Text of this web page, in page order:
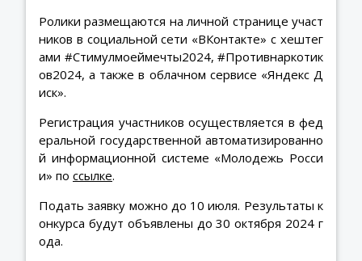
Ролики размещаются на личной странице участ
ников в социальной сети «ВКонтакте» с хештег
ами #Стимулмоеймечты2024, #Противнаркотик
ов2024, а также в облачном сервисе «Яндекс Д
иск».
Регистрация участников осуществляется в фед
еральной государственной автоматизированно
й информационной системе «Молодежь Росси
и» по ссылке.
Подать заявку можно до 10 июля. Результаты к
онкурса будут объявлены до 30 октября 2024 г
ода.